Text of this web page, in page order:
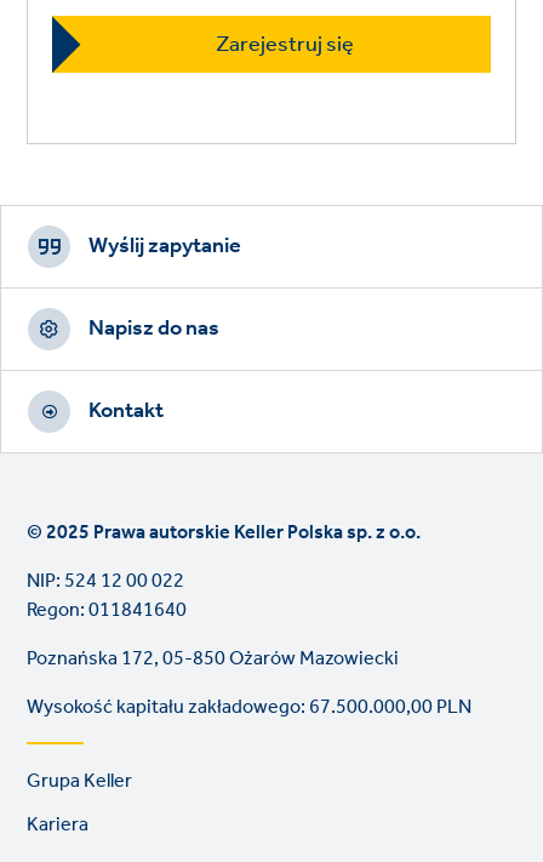
Footer
CTAs
Wyślij zapytanie
Napisz do nas
Kontakt
© 2025 Prawa autorskie Keller Polska sp. z o.o.
NIP: 524 12 00 022
Regon: 011841640
Poznańska 172, 05-850 Ożarów Mazowiecki
Wysokość kapitału zakładowego: 67.500.000,00 PLN
Footer
links
Grupa Keller
Kariera